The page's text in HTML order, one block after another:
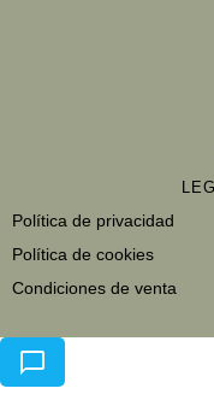
Política de privacidad
Política de cookies
Condiciones de venta
Envios y devoluciones
Política de datos